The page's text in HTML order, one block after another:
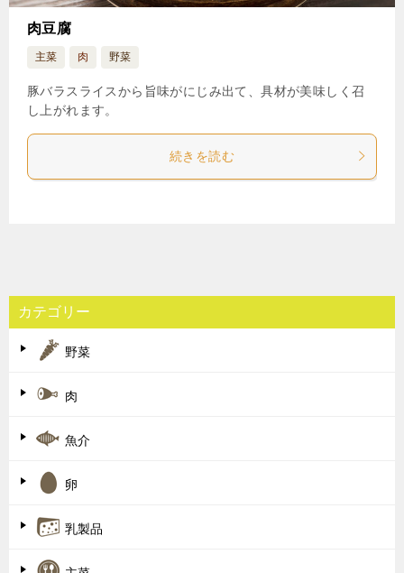
肉豆腐
主菜 肉 野菜
豚バラスライスから旨味がにじみ出て、具材が美味しく召
し上がれます。
続きを読む
カテゴリー
野菜
肉
魚介
卵
乳製品